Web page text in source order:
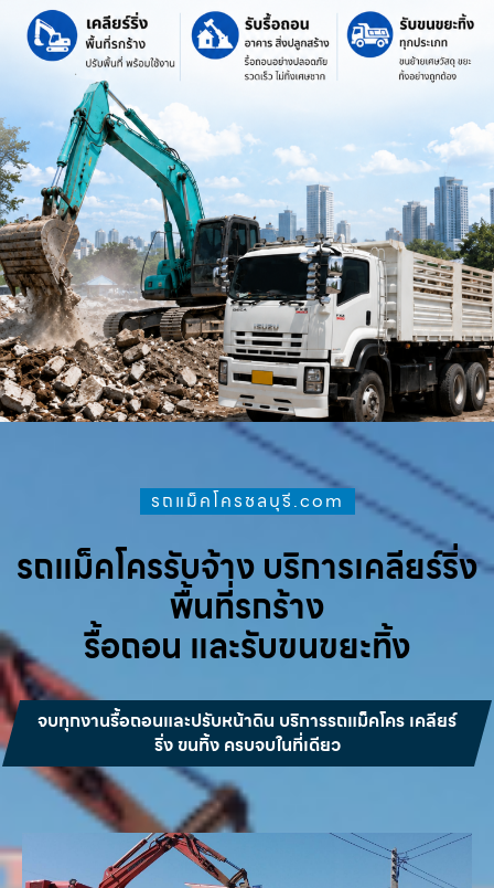
รถแม็คโครชลบุรี.com
รถแม็คโครรับจ้าง บริการเคลียร์ริ่ง
พื้นที่รกร้าง
รื้อถอน และรับขนขยะทิ้ง
จบทุกงานรื้อถอนและปรับหน้าดิน บริการรถแม็คโคร เคลียร์
ริ่ง ขนทิ้ง ครบจบในที่เดียว